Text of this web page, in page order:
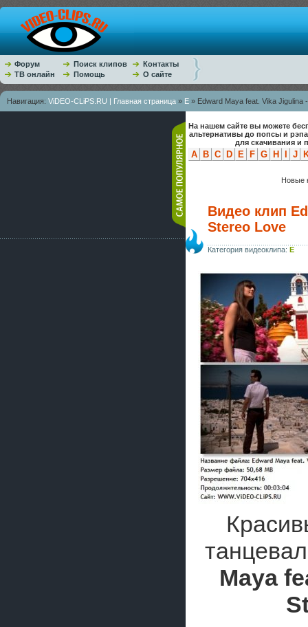
Форум Поиск клипов
Контакты
ТВ онлайн
Помощь О сайте
Навигация: ViDEO-CLiPS.RU | Главная страница » E » Edward Maya feat. Vika Jigulina
На нашем сайте вы можете
альтернативы до попсы и
для скачивания и
A B C D E F G H J
Новые
Видео клип
Stereo Love
Категория видеоклипа: E
Maya